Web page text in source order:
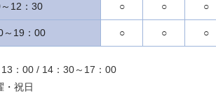
12：30 ○ ○ ○
～19：00 ○ ○ ○
：00 / 14：30～17：00
・祝日